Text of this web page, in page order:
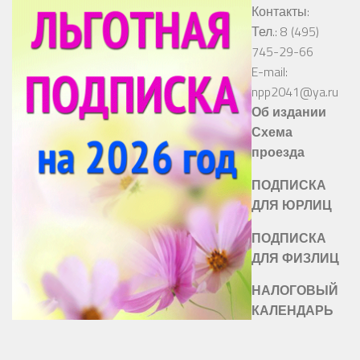
Контакты:
Тел.: 8 (495)
745-29-66
E-mail:
npp2041@ya.ru
Об издании
Схема
проезда
ПОДПИСКА
ДЛЯ ЮРЛИЦ
ПОДПИСКА
ДЛЯ ФИЗЛИЦ
НАЛОГОВЫЙ
КАЛЕНДАРЬ